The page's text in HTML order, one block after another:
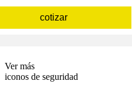
cotizar
Ver más
iconos de seguridad